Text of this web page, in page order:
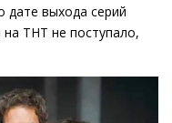
выхода серий
ТНТ не поступало,